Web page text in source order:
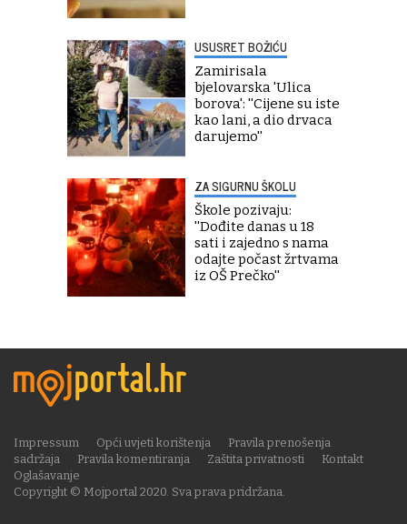
USUSRET BOŽIĆU
Zamirisala
bjelovarska 'Ulica
borova': ''Cijene su iste
kao lani, a dio drvaca
darujemo''
ZA SIGURNU ŠKOLU
Škole pozivaju:
''Dođite danas u 18
sati i zajedno s nama
odajte počast žrtvama
iz OŠ Prečko''
Copyright © Mojportal 2020. Sva prava pridržana.
Impressum Opći uvjeti korištenja
Pravila prenošenja
sadržaja
Pravila komentiranja Zaštita privatnosti
Kontakt
Oglašavanje